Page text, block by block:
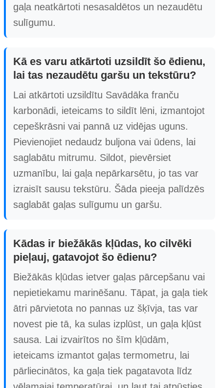
gaļa neatkārtoti nesasaldētos un nezaudētu
sulīgumu.
Kā es varu atkārtoti uzsildīt šo ēdienu,
lai tas nezaudētu garšu un tekstūru?
Lai atkārtoti uzsildītu Savādāka franču
karbonādi, ieteicams to sildīt lēni, izmantojot
cepeškrāsni vai pannā uz vidējas uguns.
Pievienojiet nedaudz buljona vai ūdens, lai
saglabātu mitrumu. Sildot, pievērsiet
uzmanību, lai gaļa nepārkarsētu, jo tas var
izraisīt sausu tekstūru. Šāda pieeja palīdzēs
saglabāt gaļas sulīgumu un garšu.
Kādas ir biežākās kļūdas, ko cilvēki
pieļauj, gatavojot šo ēdienu?
Biežākās kļūdas ietver gaļas pārcepšanu vai
nepietiekamu marinēšanu. Tāpat, ja gaļa tiek
ātri pārvietota no pannas uz šķīvja, tas var
novest pie tā, ka sulas izplūst, un gaļa kļūst
sausa. Lai izvairītos no šīm kļūdām,
ieteicams izmantot gaļas termometru, lai
pārliecinātos, ka gaļa tiek pagatavota līdz